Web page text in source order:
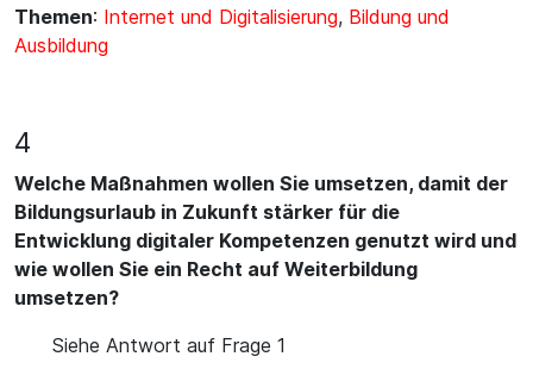
Themen: Internet und Digitalisierung, Bildung und
Ausbildung
4
Welche Maßnahmen wollen Sie umsetzen, damit der
Bildungsurlaub in Zukunft stärker für die
Entwicklung digitaler Kompetenzen genutzt wird und
wie wollen Sie ein Recht auf Weiterbildung
umsetzen?
Siehe Antwort auf Frage 1